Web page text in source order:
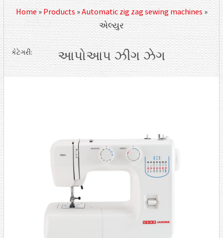
Home»Products »Automatic zig zag sewing machines »
એલ્યુર
કેટેગરી: આપોઆપ ઝીગ ઝેગ